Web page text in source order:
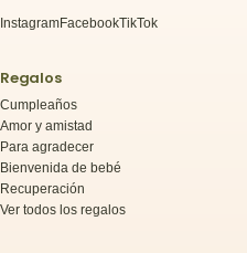
InstagramFacebookTikTok
Regalos
Cumpleaños
Amor y amistad
Para agradecer
Bienvenida de bebé
Recuperación
Ver todos los regalos